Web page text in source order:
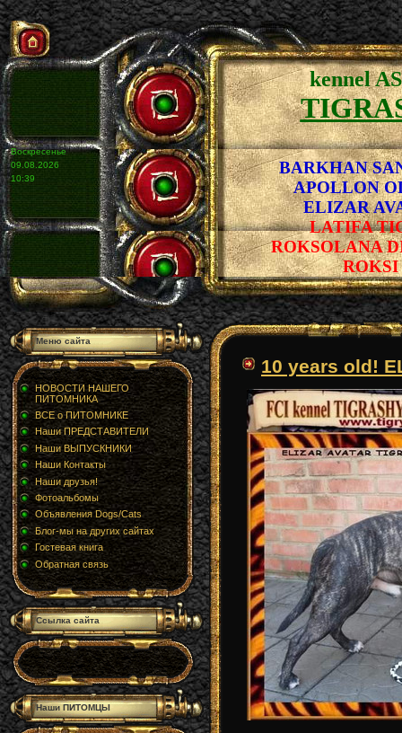
Воскресенье
09.08.2026
10:39
kennel
BARKHAN
APOLLON
ELIZAR
LATIFA
ROKSOLANA
ROKSI
Меню сайта
НОВОСТИ НАШЕГО
ПИТОМНИКА
ВСЕ о ПИТОМНИКЕ
Наши ПРЕДСТАВИТЕЛИ
Наши ВЫПУСКНИКИ
Наши Контакты
Наши друзья!
Фотоальбомы
Объявления Dogs/Cats
Блог-мы на других сайтах
Гостевая книга
Обратная связь
Ссылка сайта
Наши ПИТОМЦЫ
10 years old!